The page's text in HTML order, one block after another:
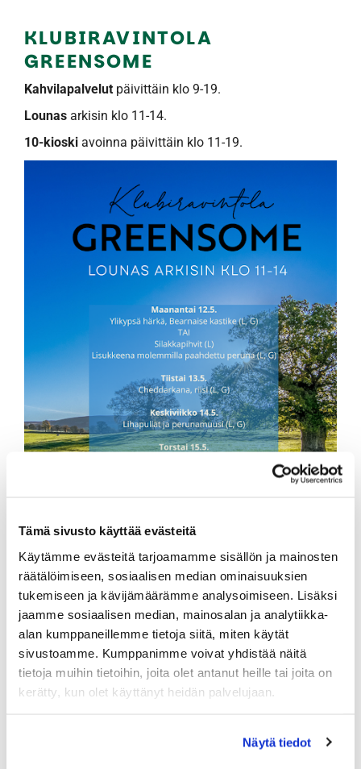
Tämä sivusto käyttää evästeitä
Käytämme evästeitä tarjoamamme sisällön ja mainosten
räätälöimiseen, sosiaalisen median ominaisuuksien
tukemiseen ja kävijämäärämme analysoimiseen. Lisäksi
jaamme sosiaalisen median, mainosalan ja analytiikka-
alan kumppaneillemme tietoja siitä, miten käytät
sivustoamme. Kumppanimme voivat yhdistää näitä
tietoja muihin tietoihin, joita olet antanut heille tai joita on
kerätty, kun olet käyttänyt heidän palvelujaan.
Näytä tiedot
KLUBIRAVINTOLA
GREENSOME
Kahvilapalvelut päivittäin klo 9-19.
Lounas arkisin klo 11-14.
10-kioski avoinna päivittäin klo 11-19.
MAINOS: GOLF CENTER